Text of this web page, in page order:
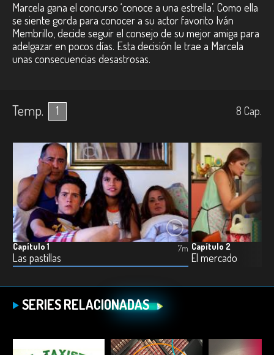
Marcela gana el concurso ‘conoce a una estrella’. Como ella
se siente gorda para conocer a su actor favorito Iván
Membrillo, decide seguir el consejo de su mejor amiga para
adelgazar en pocos días. Esta decisión le trae a Marcela
unas consecuencias desastrosas.
Temp. 1 8 Cap.
Capítulo 1
Las pastillas
7m Capítulo 2
El mercado
SERIES RELACIONADAS